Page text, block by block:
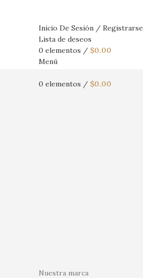
Inicio De Sesión / Registrarse
Lista de deseos
0 elementos / $0.00
Menú
0 elementos / $0.00
Nuestra marca